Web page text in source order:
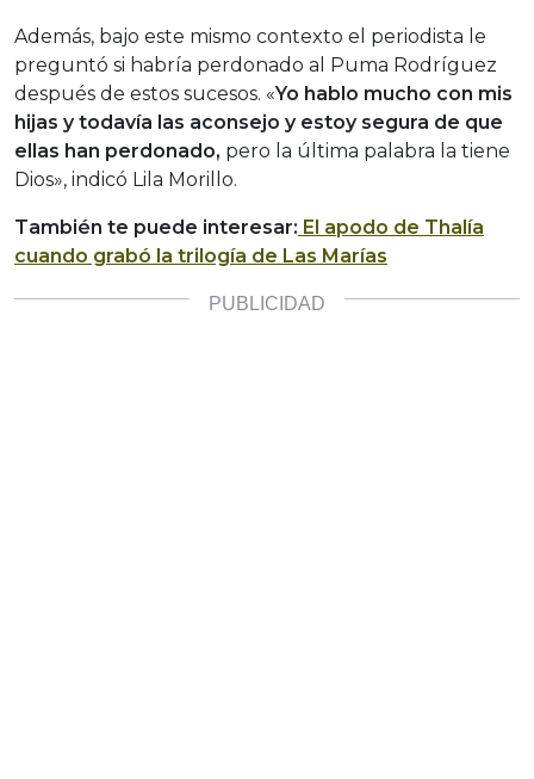
Además, bajo este mismo contexto el periodista le
preguntó si habría perdonado al Puma Rodríguez
después de estos sucesos. «Yo hablo mucho con mis
hijas y todavía las aconsejo y estoy segura de que
ellas han perdonado, pero la última palabra la tiene
Dios», indicó Lila Morillo.
También te puede interesar: El apodo de Thalía
cuando grabó la trilogía de Las Marías